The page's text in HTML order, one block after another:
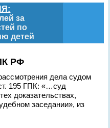
за
по
детей
РФ
дела судом
195 ГПК: «…суд
доказательствах,
заседании», из